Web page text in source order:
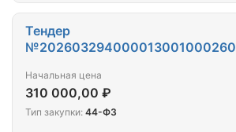
Тендер
№202603294000013001000260
Начальная цена
310 000,00 ₽
Тип закупки: 44-ФЗ